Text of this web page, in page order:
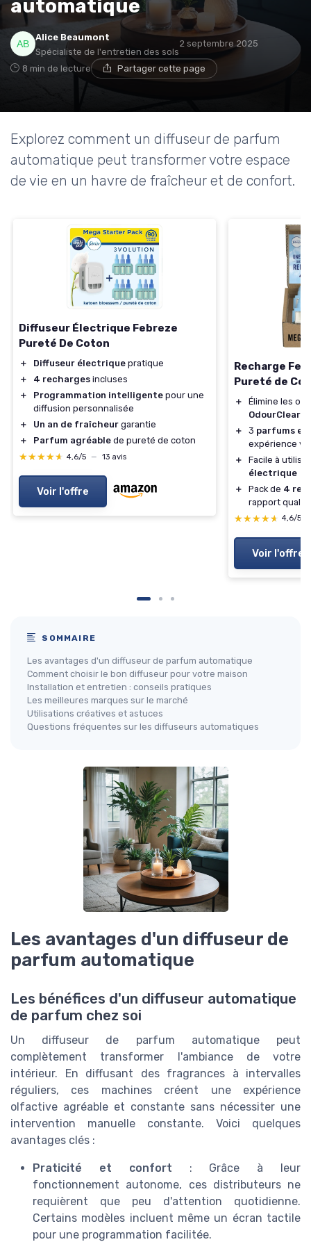
automatique
Alice Beaumont
Spécialiste de l'entretien des sols
2 septembre 2025
8 min de lecture Partager cette page
Explorez comment un diffuseur de parfum
automatique peut transformer votre espace
de vie en un havre de fraîcheur et de confort.
Diffuseur Électrique Febreze
Pureté De Coton
＋ Diffuseur électrique pratique
＋
4 recharges incluses
＋
Programmation intelligente pour une
diffusion personnalisée
＋
Un an de fraîcheur garantie
＋
Parfum agréable de pureté de coton
★★★★★
★★★★★ 4,6/5 — 13 avis
Voir l'offre
Recharge
Pureté de
＋
Élimine les
OdourClear
＋
3 parfums
expérience
＋
Facile à
électrique
＋
Pack de 4
rapport
★★★★★
★★★★★ 4,6/5
Voir l'offre
SOMMAIRE
Les avantages d'un diffuseur de parfum automatique
Comment choisir le bon diffuseur pour votre maison
Installation et entretien : conseils pratiques
Les meilleures marques sur le marché
Utilisations créatives et astuces
Questions fréquentes sur les diffuseurs automatiques
Les avantages d'un diffuseur de
parfum automatique
Les bénéfices d'un diffuseur automatique
de parfum chez soi
Un diffuseur de parfum automatique peut
complètement transformer l'ambiance de votre
intérieur. En diffusant des fragrances à intervalles
réguliers, ces machines créent une expérience
olfactive agréable et constante sans nécessiter une
intervention manuelle constante. Voici quelques
avantages clés :
Praticité et confort : Grâce à leur
fonctionnement autonome, ces distributeurs ne
requièrent que peu d'attention quotidienne.
Certains modèles incluent même un écran tactile
pour une programmation facilitée.
* En m'inscrivant, j'accepte de recevoir la newsletter
d'Appareils Ménagers et les offres de ses partenaires.
Non merci, peut-être plus tard